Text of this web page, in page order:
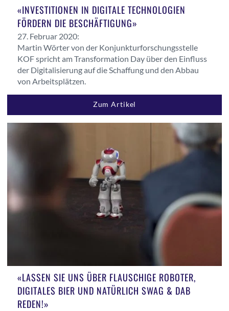
«INVESTITIONEN IN DIGITALE TECHNOLOGIEN
FÖRDERN DIE BESCHÄFTIGUNG»
27. Februar 2020:
Martin Wörter von der Konjunkturforschungsstelle
KOF spricht am Transformation Day über den Einfluss
der Digitalisierung auf die Schaffung und den Abbau
von Arbeitsplätzen.
Zum Artikel
«LASSEN SIE UNS ÜBER FLAUSCHIGE ROBOTER,
DIGITALES BIER UND NATÜRLICH SWAG & DAB
REDEN!»